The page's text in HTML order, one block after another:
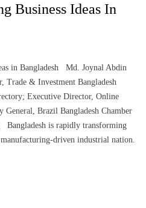
Business Ideas In
in Bangladesh Md. Joynal Abdin
& Investment Bangladesh
Executive Director, Online
Brazil Bangladesh Chamber
is rapidly transforming
driven industrial nation.